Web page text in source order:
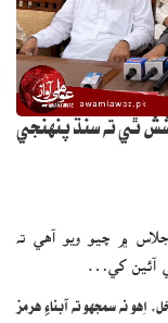
ٿي ته سنڌ پنهنجي
۾ چيو ويو آهي ته
اِهو نه سمجهو ته آبناءِ هرمز